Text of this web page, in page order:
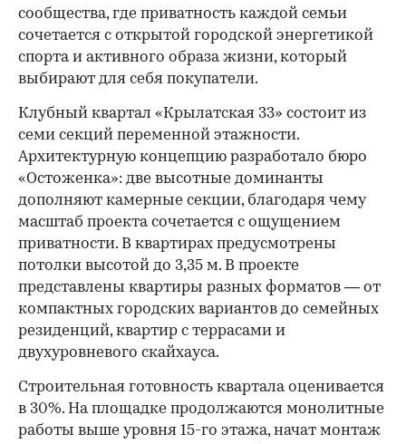
сообщества, где приватность каждой семьи
сочетается с открытой городской энергетикой
спорта и активного образа жизни, который
выбирают для себя покупатели.
Клубный квартал «Крылатская 33» состоит из
семи секций переменной этажности.
Архитектурную концепцию разработало бюро
«Остоженка»: две высотные доминанты
дополняют камерные секции, благодаря чему
масштаб проекта сочетается с ощущением
приватности. В квартирах предусмотрены
потолки высотой до 3,35 м. В проекте
представлены квартиры разных форматов — от
компактных городских вариантов до семейных
резиденций, квартир с террасами и
двухуровневого скайхауса.
Строительная готовность квартала оценивается
в 30%. На площадке продолжаются монолитные
работы выше уровня 15-го этажа, начат монтаж